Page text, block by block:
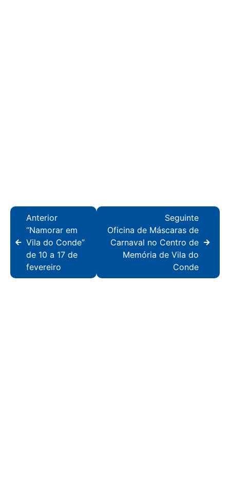
Anterior
“Namorar em
Vila do Conde”
de 10 a 17 de
fevereiro
Seguinte
Oficina de Máscaras de
Carnaval no Centro de
Memória de Vila do
Conde